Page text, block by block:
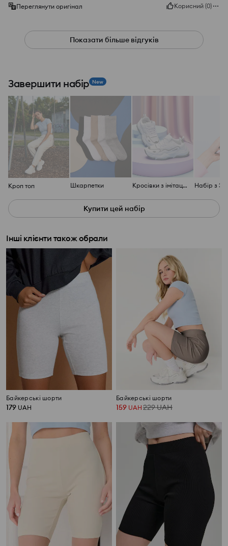
Переглянути оригінал
Корисний (0)
Показати більше відгуків
Завершити набір New
Кроп топ Шкарпетки Кросівки з імітації замші
Купити цей набір
Інші клієнти також обрали
Байкерські шорти
179 UAH
Байкерські шорти
159 UAH 229UAH